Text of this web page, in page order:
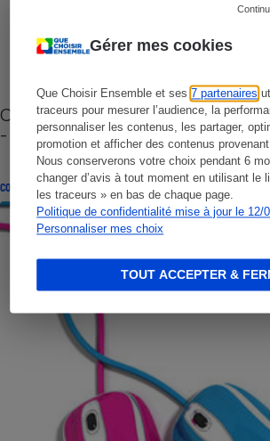
Gérer mes cookies
Que Choisir Ensemble et ses7 partenaires
traceurs pour mesurer l’audience, la
personnaliser les contenus, les partager,
promotion et afficher des contenus
Nous conserverons votre choix pendant 6
changer d’avis à tout moment en utilisant le
les traceurs » en bas de chaque page.
Politique de confidentialité mise à jour le 12/
Personnaliser mes choix
TOUT ACCEPTER &
Cafetière à capsules zéro déchet
- Premières impressions
CONSEILS